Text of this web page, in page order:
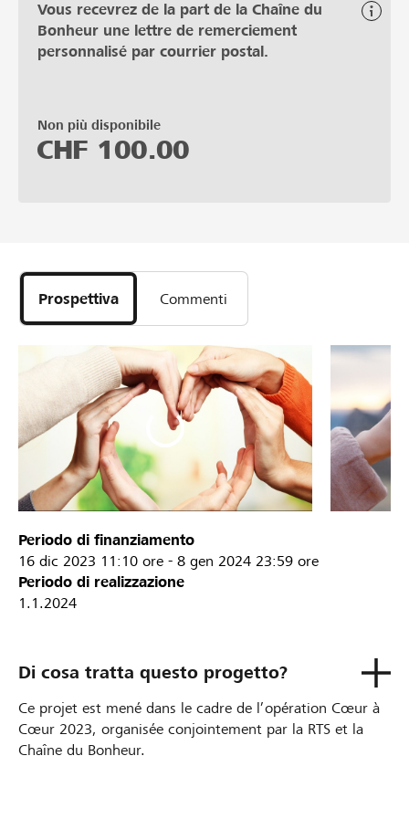
Vous recevrez de la part de la Chaîne du
Bonheur une lettre de remerciement
personnalisé par courrier postal.
Non più disponibile
CHF 100.00
Prospettiva Commenti
Periodo di finanziamento
16 dic 2023 11:10 ore - 8 gen 2024 23:59 ore
Periodo di realizzazione
1.1.2024
Di cosa tratta questo progetto?
Ce projet est mené dans le cadre de l’opération Cœur à
Cœur 2023, organisée conjointement par la RTS et la
Chaîne du Bonheur.